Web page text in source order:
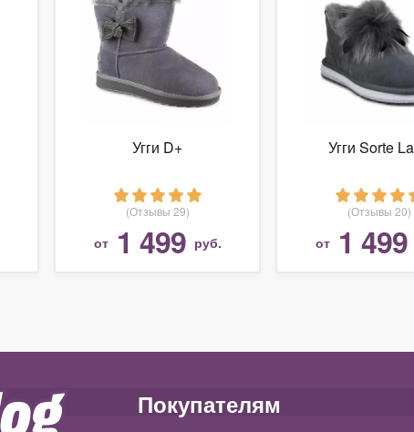
Угги D+
(Отзывы 29)
от 1 499 руб.
Угги Sorte
(Отзывы 20)
от 1 499
Покупателям